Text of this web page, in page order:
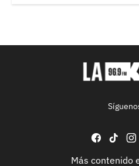
facebook
tiktok
Más contenido